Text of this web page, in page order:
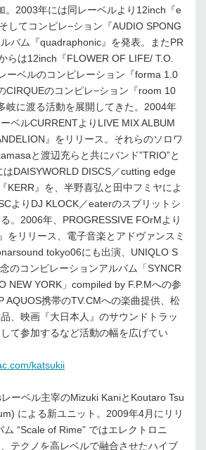
。2003年には同レーベルより12inch『e
してコンピレ−ション『AUDIO SPONG
バム『quadraphonic』を発表。またPR
らは12inch『FLOWER OF LIFE/ T.O.
ーベルのコンピレーション『forma 1.0
CIRQUEのコンピレ−ション『room 10
岐に渡る活動を展開してきた。2004年
ベルCURRENTよりLIVE MIX ALBUM
』をリリース。それらのソロワ
と渡辺充らと共にバンド”TRIO”と
はDAISYWORLD DISCS／cutting edge
KERR』を、半野喜弘と田中フミヤによ
よりDJ KLOCK／eaterのスプリットシ
。2006年、PROGRESSIVE FOrMより
をリリース、電子音楽とアドヴァンスミ
tokyo06にも出演、UNIQLO S
のコンピレーションアルバム「SYNCR
NEW YORK」compiled by F.P.Mへの参
AQUOS携帯のTV.CMへの楽曲提供、松
、映画『大日本人』のサウンドトラッ
て参加するなど活動の幅を広げてい
katsukii
ーベル主宰のMizuki KaniとKoutaro Tsu
による新ユニット。2009年4月にリリ
“Scale of Rime” ではエレクトロニ
テクノを高レベルで融合させたハイブ